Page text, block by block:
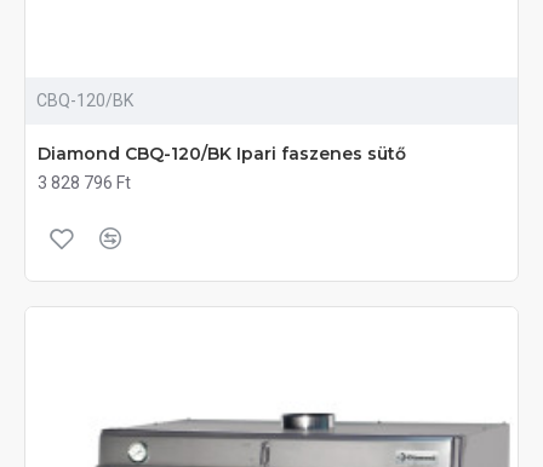
CBQ-120/BK
Diamond CBQ-120/BK Ipari faszenes sütő
3 828 796 Ft